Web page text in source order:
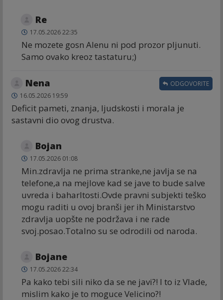
Re
17.05.2026 22:35
Ne mozete gosn Alenu ni pod prozor pljunuti.
Samo ovako kreoz tastaturu;)
Nena
16.05.2026 19:59
Deficit pameti, znanja, ljudskosti i morala je
sastavni dio ovog drustva.
ODGOVORITE
Bojan
17.05.2026 01:08
Min.zdravlja ne prima stranke,ne javlja se na
telefone,a na mejlove kad se jave to bude salve
uvreda i baharltosti.Ovde pravni subjekti teško
mogu raditi u ovoj branši jer ih Ministarstvo
zdravlja uopšte ne podržava i ne rade
svoj.posao.Totalno su se odrodili od naroda.
Bojane
17.05.2026 22:34
Pa kako tebi sili niko da se ne javi?! I to iz Vlade,
mislim kako je to moguce Velicino?!